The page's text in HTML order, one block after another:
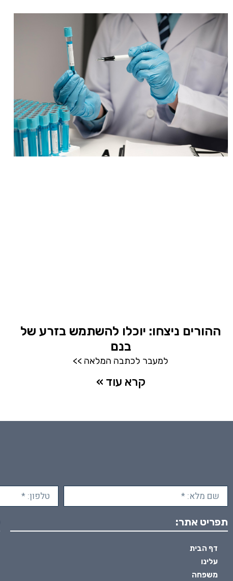
ההורים ניצחו: יוכלו להשתמש בזרע של
בנם
למעבר לכתבה המלאה >>
קרא עוד »
תפריט אתר:
דף הבית
עלינו
משפחה